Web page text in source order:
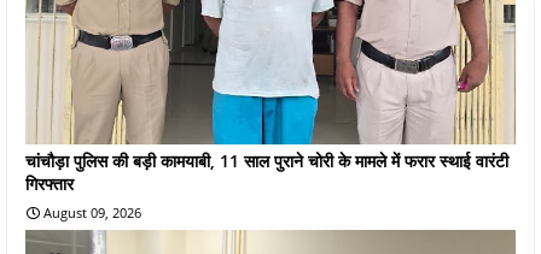
चांचौड़ा पुलिस की बड़ी कामयाबी, 11 साल पुराने चोरी के मामले में फरार स्थाई वारंटी
गिरफ्तार
August 09, 2026